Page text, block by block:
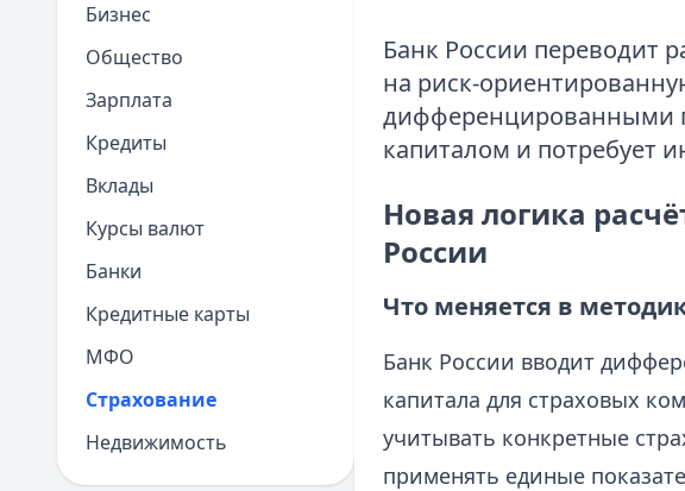
Бизнес
Общество
Зарплата
Кредиты
Вклады
Курсы валют
Банки
Кредитные карты
МФО
Страхование
Недвижимость
Банк России переводит
на риск-
дифференцированными
капиталом и потребует
Новая логика
России
Что меняется в
Банк России вводит
капитала для страховых
учитывать конкретные
применять единые